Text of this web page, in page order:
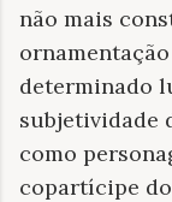
não mais
determinado
subjetividade
como
copartícipe